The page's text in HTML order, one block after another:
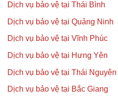
Dịch vụ bảo vệ tại Thái Bình
Dịch vụ bảo vệ tại Quảng Ninh
Dịch vụ bảo vệ tại Vĩnh Phúc
Dịch vụ bảo vệ tại Hưng Yên
Dịch vụ bảo vệ tại Thái Nguyên
Dịch vụ bảo vệ tại Bắc Giang